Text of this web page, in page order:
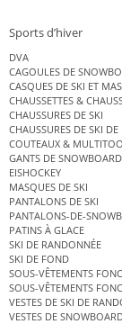
Sports d’hiver
DVA
CAGOULES DE
CASQUES DE SKI ET
CHAUSSETTES &
CHAUSSURES DE SKI
CHAUSSURES DE SKI
COUTEAUX &
GANTS DE SNOWBOARD
EISHOCKEY
MASQUES DE SKI
PANTALONS DE SKI
PANTALONS-DE-
PATINS À GLACE
SKI DE RANDONNÉE
SKI DE FOND
SOUS-VÊTEMENTS
SOUS-VÊTEMENTS
VESTES DE SKI DE
VESTES DE